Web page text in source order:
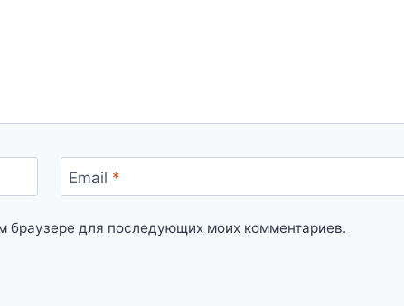
Email *
браузере для последующих моих комментариев.